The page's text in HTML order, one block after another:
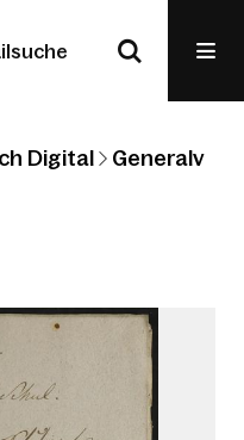
Digital